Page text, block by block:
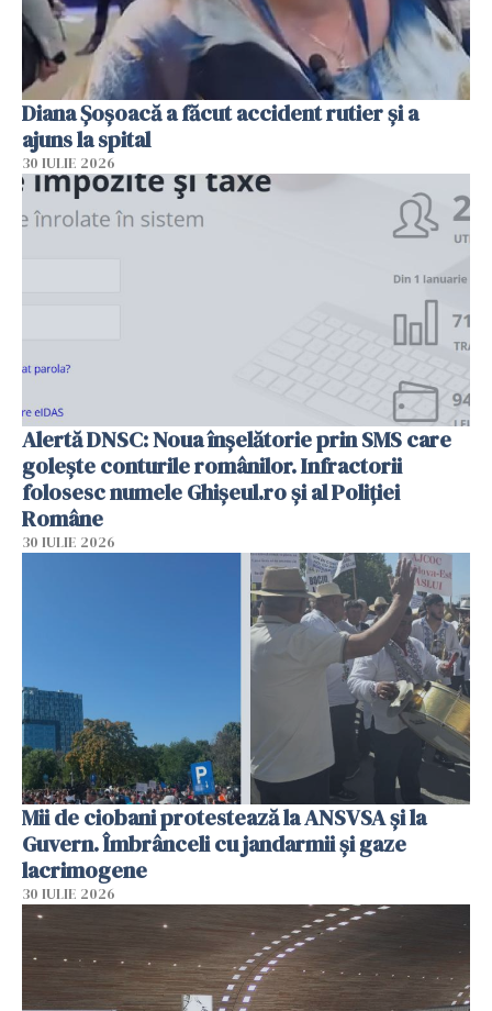
Diana Șoșoacă a făcut accident rutier și a
ajuns la spital
30 IULIE 2026
Alertă DNSC: Noua înșelătorie prin SMS care
golește conturile românilor. Infractorii
folosesc numele Ghișeul.ro și al Poliției
Române
30 IULIE 2026
Mii de ciobani protestează la ANSVSA și la
Guvern. Îmbrânceli cu jandarmii și gaze
lacrimogene
30 IULIE 2026